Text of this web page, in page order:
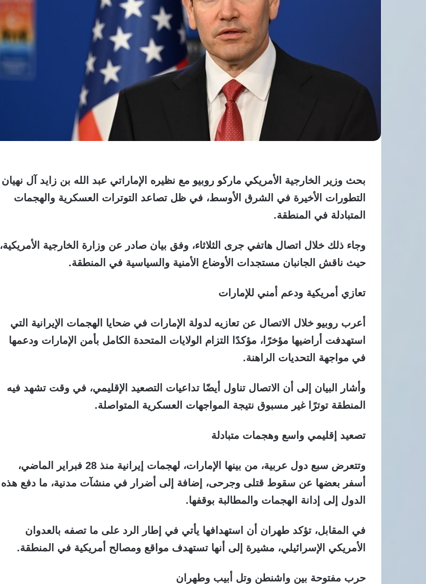
بحث وزير الخارجية الأمريكي ماركو روبيو مع نظيره الإماراتي عبد الله بن زايد آل نهيان
التطورات الأخيرة في الشرق الأوسط، في ظل تصاعد التوترات العسكرية والهجمات
المتبادلة في المنطقة.
وجاء ذلك خلال اتصال هاتفي جرى الثلاثاء، وفق بيان صادر عن وزارة الخارجية الأمريكية،
حيث ناقش الجانبان مستجدات الأوضاع الأمنية والسياسية في المنطقة.
تعازي أمريكية ودعم أمني للإمارات
أعرب روبيو خلال الاتصال عن تعازيه لدولة الإمارات في ضحايا الهجمات الإيرانية التي
استهدفت أراضيها مؤخرًا، مؤكدًا التزام الولايات المتحدة الكامل بأمن الإمارات ودعمها
في مواجهة التحديات الراهنة.
وأشار البيان إلى أن الاتصال تناول أيضًا تداعيات التصعيد الإقليمي، في وقت تشهد فيه
المنطقة توترًا غير مسبوق نتيجة المواجهات العسكرية المتواصلة.
تصعيد إقليمي واسع وهجمات متبادلة
وتتعرض سبع دول عربية، من بينها الإمارات، لهجمات إيرانية منذ 28 فبراير الماضي،
أسفر بعضها عن سقوط قتلى وجرحى، إضافة إلى أضرار في منشآت مدنية، ما دفع هذه
الدول إلى إدانة الهجمات والمطالبة بوقفها.
في المقابل، تؤكد طهران أن استهدافها يأتي في إطار الرد على ما تصفه بالعدوان
الأمريكي الإسرائيلي، مشيرة إلى أنها تستهدف مواقع ومصالح أمريكية في المنطقة.
حرب مفتوحة بين واشنطن وتل أبيب وطهران